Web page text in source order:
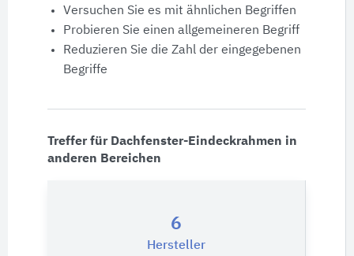
CAD-Details
Architekturobjekte
Versuchen Sie es mit ähnlichen Begriffen
Probieren Sie einen allgemeineren Begriff
Reduzieren Sie die Zahl der eingegebenen
Begriffe
Treffer für Dachfenster-Eindeckrahmen in
anderen Bereichen
6
Hersteller